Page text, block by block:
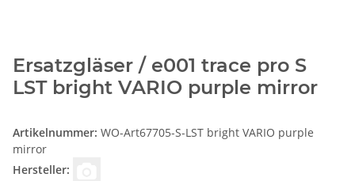
Ersatzgläser / e001 trace pro S
LST bright VARIO purple mirror
Artikelnummer: WO-Art67705-S-LST bright VARIO purple
mirror
Hersteller: